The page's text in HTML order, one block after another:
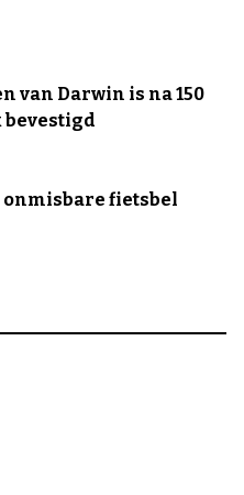
van Darwin is na 150
onmisbare fietsbel